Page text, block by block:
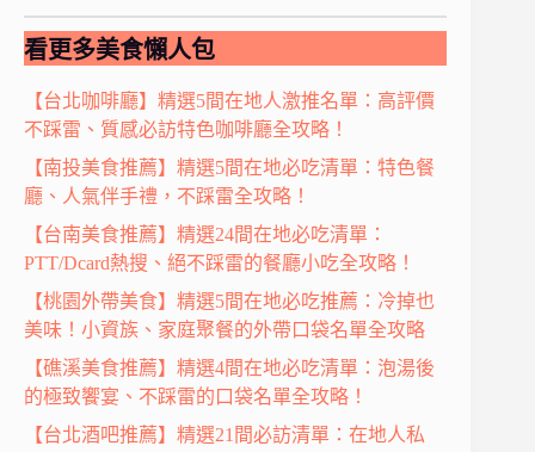
看更多美食懶人包
【台北咖啡廳】精選5間在地人激推名單：高評價
不踩雷、質感必訪特色咖啡廳全攻略！
【南投美食推薦】精選5間在地必吃清單：特色餐
廳、人氣伴手禮，不踩雷全攻略！
【台南美食推薦】精選24間在地必吃清單：
PTT/Dcard熱搜、絕不踩雷的餐廳小吃全攻略！
【桃園外帶美食】精選5間在地必吃推薦：冷掉也
美味！小資族、家庭聚餐的外帶口袋名單全攻略
【礁溪美食推薦】精選4間在地必吃清單：泡湯後
的極致饗宴、不踩雷的口袋名單全攻略！
【台北酒吧推薦】精選21間必訪清單：在地人私